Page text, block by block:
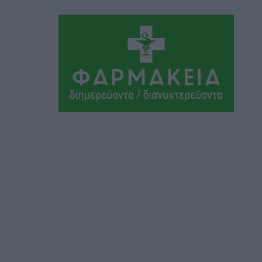
πριν 8 ώρες
Το στενό της Κρεμαστής μπήκε στη
λίστα των 7 θαυμάτων της αναμονής
Δημο-Κρίσεις• πριν 8 ώρες